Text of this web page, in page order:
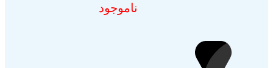
ناموجود